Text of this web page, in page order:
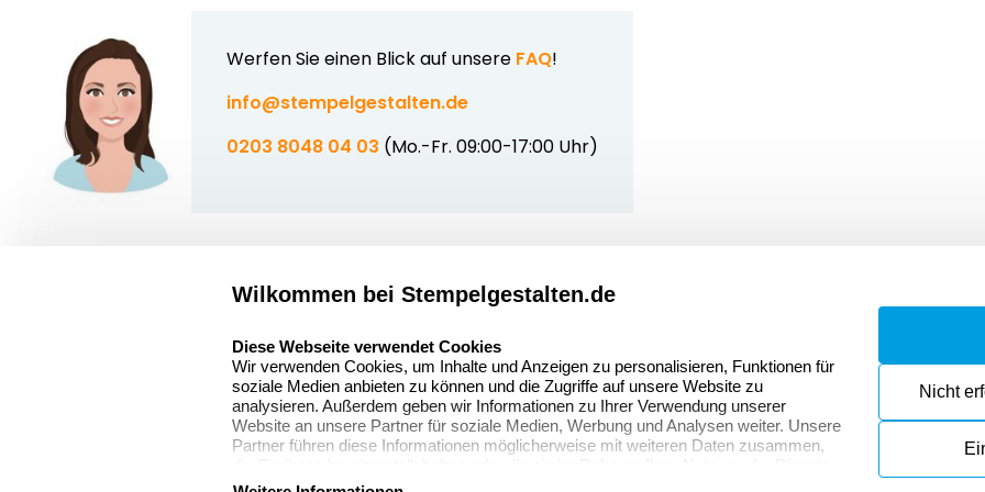
Werfen Sie einen Blick auf unsere FAQ!
info@stempelgestalten.de
0203 8048 04 03 (Mo.-Fr. 09:00-17:00 Uhr)
Stempelgestalten.de
Über uns
Sitemap
Alle
Stempelinformationen
Datenschutzerklärung
Widerrufsrecht
Wilkommen bei Stempelgestalten.de
Diese Webseite verwendet Cookies
Wir verwenden Cookies, um Inhalte und Anzeigen zu personalisieren, Funktionen für
soziale Medien anbieten zu können und die Zugriffe auf unsere Website zu
analysieren. Außerdem geben wir Informationen zu Ihrer Verwendung unserer
Website an unsere Partner für soziale Medien, Werbung und Analysen weiter. Unsere
Partner führen diese Informationen möglicherweise mit weiteren Daten zusammen,
gesammelt haben. Für weitere Informationen über die von uns erhobenen Daten
Nicht